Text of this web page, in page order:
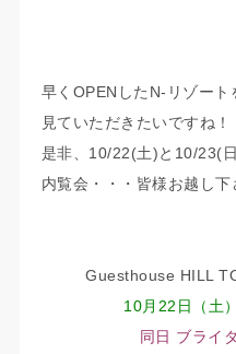
早くOPENしたN-リゾート
見ていただきたいですね！
是非、10/22(土)と10/23(
内覧会・・・皆様お越し下
Guesthouse HILL
10月22日（土
同日 ブライ